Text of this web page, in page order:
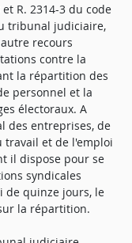
R. 2314-3 du code
tribunal judiciaire,
recours
contre la
la répartition des
personnel et la
électoraux. A
des entreprises, de
travail et de l'emploi
il dispose pour se
syndicales
de quinze jours, le
la répartition.